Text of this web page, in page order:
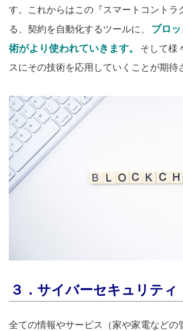
す。これからはこの『スマートコントラ
る、契約を自動化するツールに、
ブロ
術がより使われていきます。
そして様
スにその技術を応用していくことが期待
３．サイバーセキュリティ
全ての情報やサービス（家や家電などの